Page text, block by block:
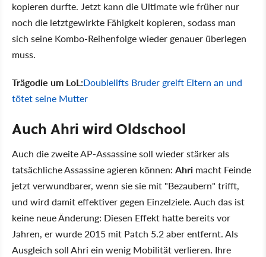
kopieren durfte. Jetzt kann die Ultimate wie früher nur
noch die letztgewirkte Fähigkeit kopieren, sodass man
sich seine Kombo-Reihenfolge wieder genauer überlegen
muss.
Trägodie um LoL:Doublelifts Bruder greift Eltern an und
tötet seine Mutter
Auch Ahri wird Oldschool
Auch die zweite AP-Assassine soll wieder stärker als
tatsächliche Assassine agieren können: Ahri macht Feinde
jetzt verwundbarer, wenn sie sie mit "Bezaubern" trifft,
und wird damit effektiver gegen Einzelziele. Auch das ist
keine neue Änderung: Diesen Effekt hatte bereits vor
Jahren, er wurde 2015 mit Patch 5.2 aber entfernt. Als
Ausgleich soll Ahri ein wenig Mobilität verlieren. Ihre